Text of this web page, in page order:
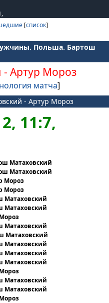
,
[список]
Польша. Бартош
- Артур Мороз
матча]
- Артур Мороз
11:7,
Матаховский
Матаховский
Мороз
Мороз
Матаховский
Матаховский
Матаховский
Матаховский
Матаховский
Матаховский
Матаховский
Матаховский
Матаховский